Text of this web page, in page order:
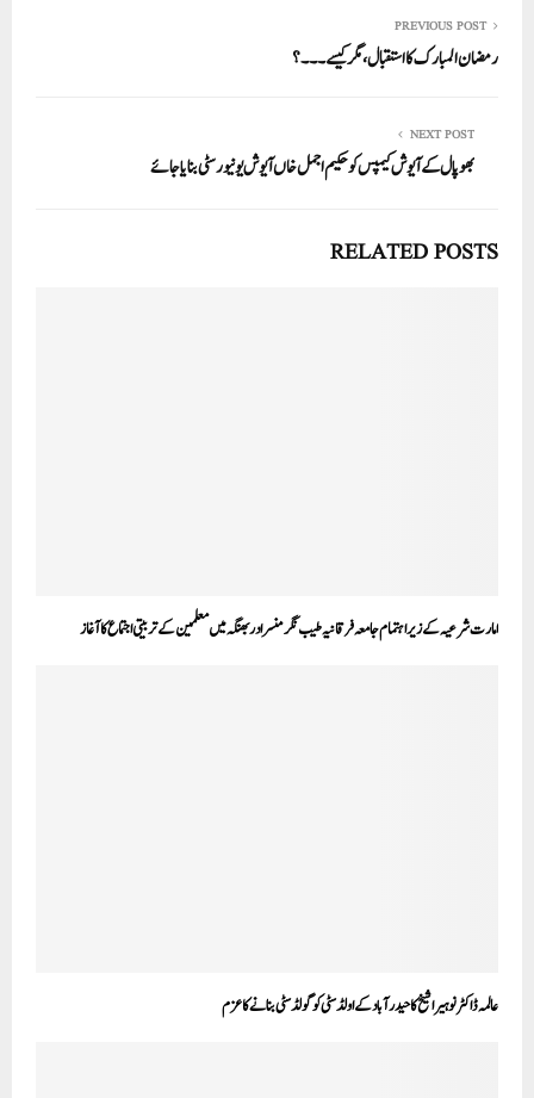
A
pp
ok
r
In PREVIOUS POST
رمضان المبارک کااستقبال،مگرکیسے۔۔۔؟
NEXT POST
بھوپال کے آیوش کیمپس کو حکیم اجمل خاں آیوش یونیورسٹی بنایا جائے
RELATED POSTS
امارت شرعیہ کے زیر اہتمام جامعہ فرقانیہ طیب نگر منسرا دربھنگہ میں معلمین کے تربیتی اجتماع کا آغاز
عالمہ ڈاکٹر نوہیرا شیخ کا حیدر آباد کے اولڈ سٹی کو گولڈ سٹی بنانے کا عزم